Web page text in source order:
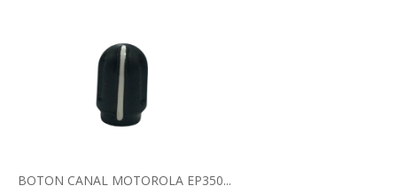
BOTON CANAL MOTOROLA EP350...